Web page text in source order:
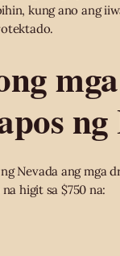
kung ano ang
Nevada ang mga
higit sa $750 na: